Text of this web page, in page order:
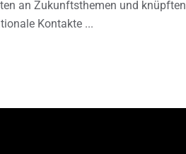
an Zukunftsthemen und knüpften
Kontakte